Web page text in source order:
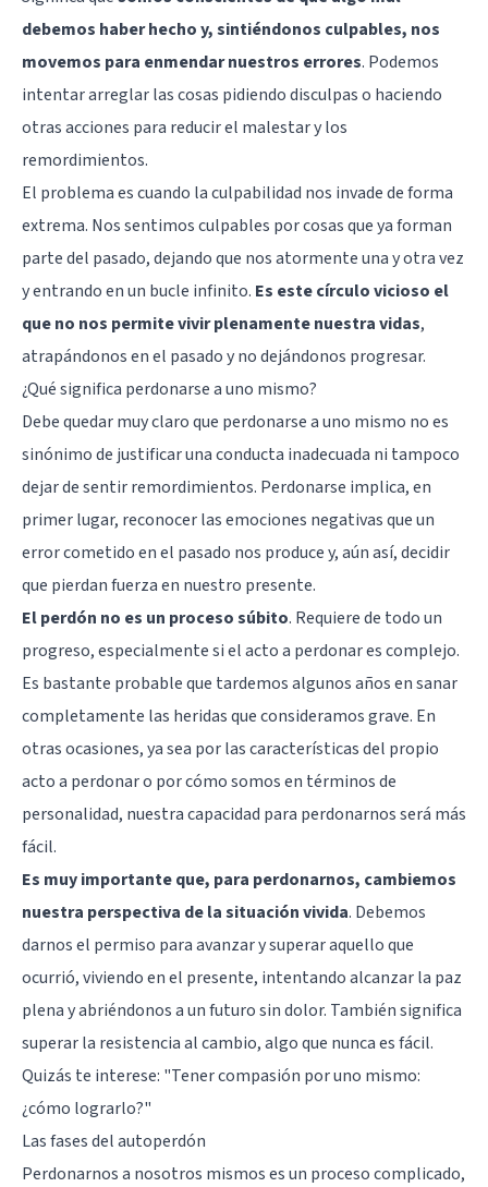
debemos haber hecho y, sintiéndonos culpables, nos
movemos para enmendar nuestros errores. Podemos
intentar arreglar las cosas pidiendo disculpas o haciendo
otras acciones para reducir el malestar y los
remordimientos.
El problema es cuando la culpabilidad nos invade de forma
extrema. Nos sentimos culpables por cosas que ya forman
parte del pasado, dejando que nos atormente una y otra vez
y entrando en un bucle infinito. Es este círculo vicioso el
que no nos permite vivir plenamente nuestra vidas,
atrapándonos en el pasado y no dejándonos progresar.
¿Qué significa perdonarse a uno mismo?
Debe quedar muy claro que perdonarse a uno mismo no es
sinónimo de justificar una conducta inadecuada ni tampoco
dejar de sentir remordimientos. Perdonarse implica, en
primer lugar, reconocer las emociones negativas que un
error cometido en el pasado nos produce y, aún así, decidir
que pierdan fuerza en nuestro presente.
El perdón no es un proceso súbito. Requiere de todo un
progreso, especialmente si el acto a perdonar es complejo.
Es bastante probable que tardemos algunos años en sanar
completamente las heridas que consideramos grave. En
otras ocasiones, ya sea por las características del propio
acto a perdonar o por cómo somos en términos de
personalidad, nuestra capacidad para perdonarnos será más
fácil.
Es muy importante que, para perdonarnos, cambiemos
nuestra perspectiva de la situación vivida. Debemos
darnos el permiso para avanzar y superar aquello que
ocurrió, viviendo en el presente, intentando alcanzar la paz
plena y abriéndonos a un futuro sin dolor. También significa
superar la resistencia al cambio, algo que nunca es fácil.
Quizás te interese: "Tener compasión por uno mismo:
¿cómo lograrlo?"
Las fases del autoperdón
Perdonarnos a nosotros mismos es un proceso complicado,